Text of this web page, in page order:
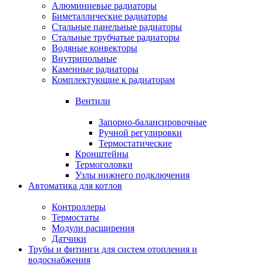
Алюминиевые радиаторы
Биметаллические радиаторы
Стальные панельные радиаторы
Стальные трубчатые радиаторы
Водяные конвекторы
Внутрипольные
Каменные радиаторы
Комплектующие к радиаторам
Вентили
Запорно-балансировочные
Ручной регулировки
Термостатические
Кронштейны
Термоголовки
Узлы нижнего подключения
Автоматика для котлов
Контроллеры
Термостаты
Модули расширения
Датчики
Трубы и фитинги для систем отопления и
водоснабжения